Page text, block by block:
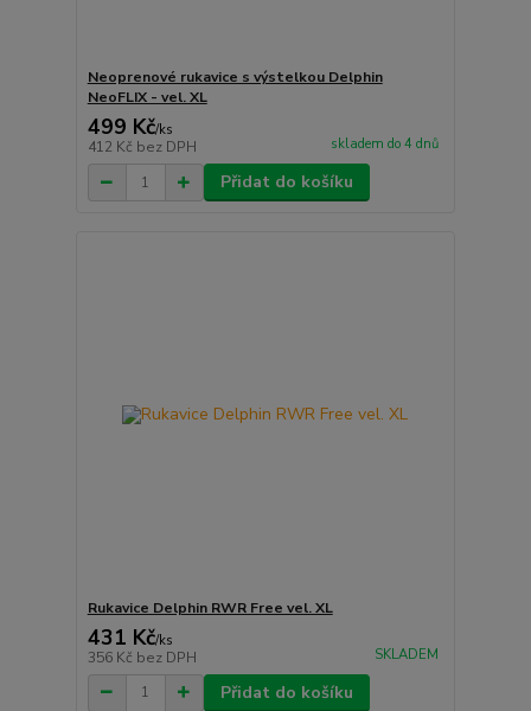
Neoprenové rukavice s výstelkou Delphin
NeoFLIX - vel. XL
499 Kč/ks
412 Kč bez DPH skladem do 4 dnů
Přidat do košíku
Rukavice Delphin RWR Free vel. XL
431 Kč/ks
356 Kč bez DPH SKLADEM
Přidat do košíku